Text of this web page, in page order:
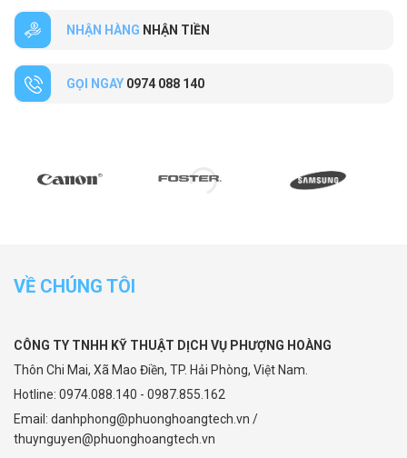
NHẬN HÀNG NHẬN TIỀN
GỌI NGAY 0974 088 140
VỀ CHÚNG TÔI
CÔNG TY TNHH KỸ THUẬT DỊCH VỤ PHƯỢNG HOÀNG
Thôn Chi Mai, Xã Mao Điền, TP. Hải Phòng, Việt Nam.
Hotline: 0974.088.140 - 0987.855.162
Email: danhphong@phuonghoangtech.vn /
thuynguyen@phuonghoangtech.vn